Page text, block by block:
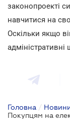
законопроекті
навчитися на
Оскільки якщо
Головна /